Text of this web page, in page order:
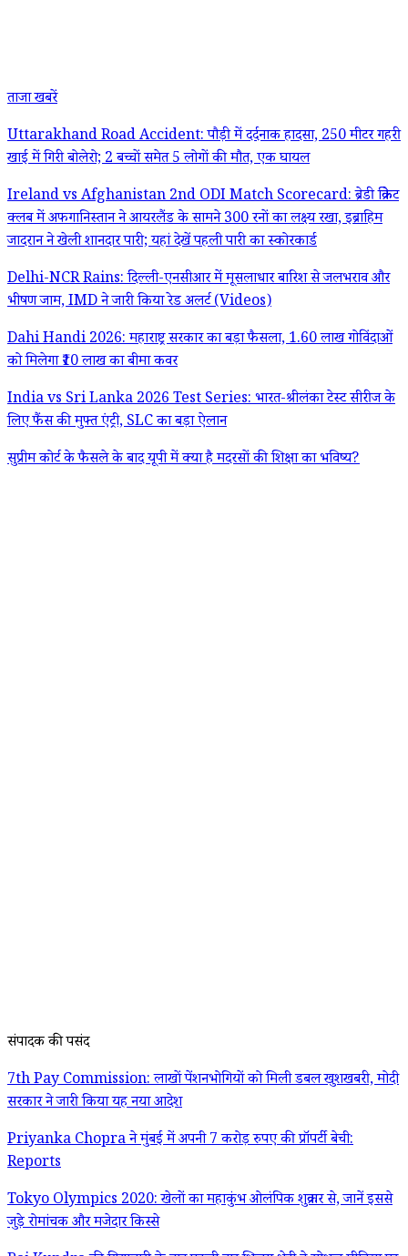
ताजा खबरें
Uttarakhand Road Accident: पौड़ी में दर्दनाक हादसा, 250 मीटर गहरी
खाई में गिरी बोलेरो; 2 बच्चों समेत 5 लोगों की मौत, एक घायल
Ireland vs Afghanistan 2nd ODI Match Scorecard: ब्रेडी क्रिकेट
क्लब में अफगानिस्तान ने आयरलैंड के सामने 300 रनों का लक्ष्य रखा, इब्राहिम
जादरान ने खेली शानदार पारी; यहां देखें पहली पारी का स्कोरकार्ड
Delhi-NCR Rains: दिल्ली-एनसीआर में मूसलाधार बारिश से जलभराव और
भीषण जाम, IMD ने जारी किया रेड अलर्ट (Videos)
Dahi Handi 2026: महाराष्ट्र सरकार का बड़ा फैसला, 1.60 लाख गोविंदाओं
को मिलेगा ₹10 लाख का बीमा कवर
India vs Sri Lanka 2026 Test Series: भारत-श्रीलंका टेस्ट सीरीज के
लिए फैंस की मुफ्त एंट्री, SLC का बड़ा ऐलान
सुप्रीम कोर्ट के फैसले के बाद यूपी में क्या है मदरसों की शिक्षा का भविष्य?
संपादक की पसंद
7th Pay Commission: लाखों पेंशनभोगियों को मिली डबल खुशखबरी, मोदी
सरकार ने जारी किया यह नया आदेश
Priyanka Chopra ने मुंबई में अपनी 7 करोड़ रुपए की प्रॉपर्टी बेची:
Reports
Tokyo Olympics 2020: खेलों का महाकुंभ ओलंपिक शुक्रवार से, जानें इससे
जुड़े रोमांचक और मजेदार किस्से